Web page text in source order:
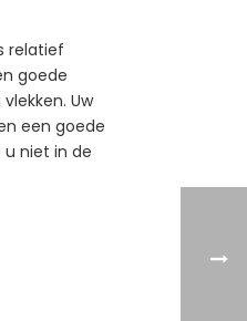
relatief
goede
Uw
een goede
niet in de